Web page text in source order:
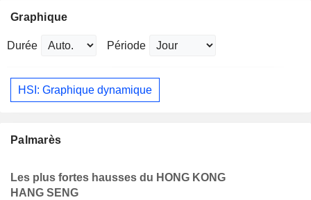
Graphique
Durée Période
HSI: Graphique dynamique
Palmarès
Les plus fortes hausses du HONG KONG
HANG SENG